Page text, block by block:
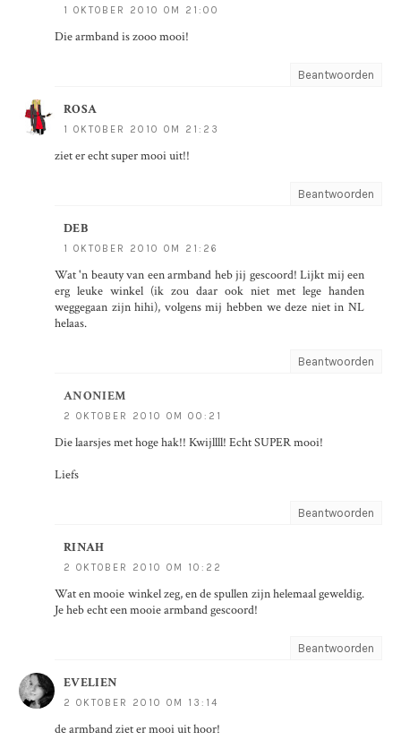
1 OKTOBER 2010 OM 21:00
Die armband is zooo mooi!
Beantwoorden
ROSA
1 OKTOBER 2010 OM 21:23
ziet er echt super mooi uit!!
Beantwoorden
DEB
1 OKTOBER 2010 OM 21:26
Wat 'n beauty van een armband heb jij gescoord! Lijkt mij een
erg leuke winkel (ik zou daar ook niet met lege handen
weggegaan zijn hihi), volgens mij hebben we deze niet in NL
helaas.
Beantwoorden
ANONIEM
2 OKTOBER 2010 OM 00:21
Die laarsjes met hoge hak!! Kwijllll! Echt SUPER mooi!
Liefs
Beantwoorden
RINAH
2 OKTOBER 2010 OM 10:22
Wat en mooie winkel zeg, en de spullen zijn helemaal geweldig.
Je heb echt een mooie armband gescoord!
Beantwoorden
EVELIEN
2 OKTOBER 2010 OM 13:14
de armband ziet er mooi uit hoor!